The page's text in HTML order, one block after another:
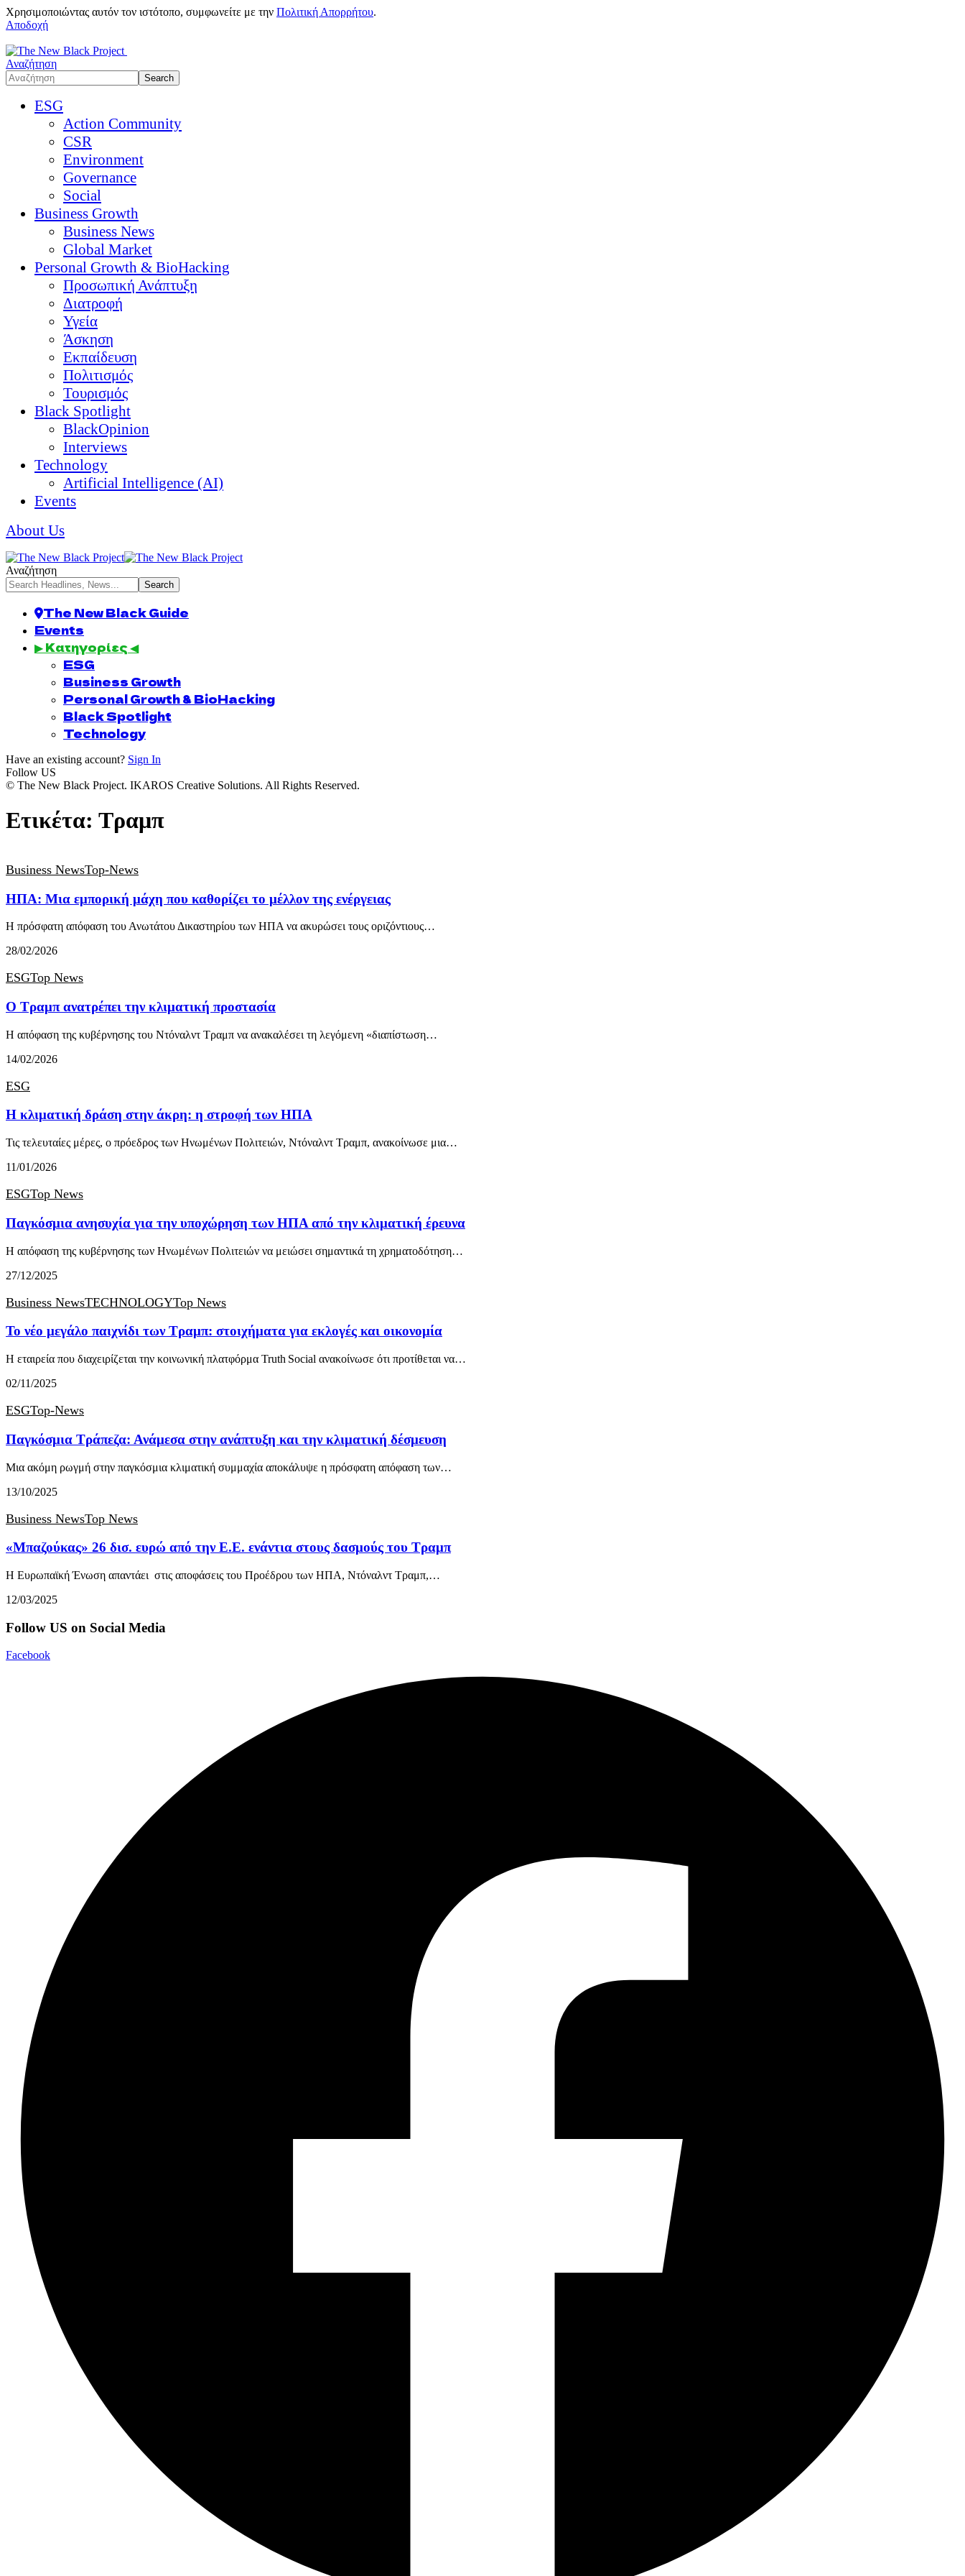
Χρησιμοποιώντας αυτόν τον ιστότοπο, συμφωνείτε με την Πολιτική Απορρήτου.
Αποδοχή
Αναζήτηση
ESG
Action Community
CSR
Environment
Governance
Social
Business Growth
Business News
Global Market
Personal Growth & BioHacking
Προσωπική Ανάπτυξη
Διατροφή
Υγεία
Άσκηση
Εκπαίδευση
Πολιτισμός
Τουρισμός
Black Spotlight
BlackOpinion
Interviews
Technology
Artificial Intelligence (AI)
Events
About Us
Αναζήτηση
The New Black Guide
Events
▶ Κατηγορίες ◀
ESG
Business Growth
Personal Growth & BioHacking
Black Spotlight
Technology
Have an existing account? Sign In
Follow US
© The New Black Project. IKAROS Creative Solutions. All Rights Reserved.
Ετικέτα: Τραμπ
Business NewsTop-News
ΗΠΑ: Μια εμπορική μάχη που καθορίζει το μέλλον της ενέργειας
Η πρόσφατη απόφαση του Ανωτάτου Δικαστηρίου των ΗΠΑ να ακυρώσει τους οριζόντιους…
28/02/2026
ESGTop News
Ο Τραμπ ανατρέπει την κλιματική προστασία
Η απόφαση της κυβέρνησης του Ντόναλντ Τραμπ να ανακαλέσει τη λεγόμενη «διαπίστωση…
14/02/2026
ESG
Η κλιματική δράση στην άκρη: η στροφή των ΗΠΑ
Τις τελευταίες μέρες, ο πρόεδρος των Ηνωμένων Πολιτειών, Ντόναλντ Τραμπ, ανακοίνωσε μια…
11/01/2026
ESGTop News
Παγκόσμια ανησυχία για την υποχώρηση των ΗΠΑ από την κλιματική έρευνα
Η απόφαση της κυβέρνησης των Ηνωμένων Πολιτειών να μειώσει σημαντικά τη χρηματοδότηση…
27/12/2025
Business NewsTECHNOLOGYTop News
Το νέο μεγάλο παιχνίδι των Τραμπ: στοιχήματα για εκλογές και οικονομία
Η εταιρεία που διαχειρίζεται την κοινωνική πλατφόρμα Truth Social ανακοίνωσε ότι προτίθεται να…
02/11/2025
ESGTop-News
Παγκόσμια Τράπεζα: Ανάμεσα στην ανάπτυξη και την κλιματική δέσμευση
Μια ακόμη ρωγμή στην παγκόσμια κλιματική συμμαχία αποκάλυψε η πρόσφατη απόφαση των…
13/10/2025
Business NewsTop News
«Μπαζούκας» 26 δισ. ευρώ από την Ε.Ε. ενάντια στους δασμούς του Τραμπ
Η Ευρωπαϊκή Ένωση απαντάει στις αποφάσεις του Προέδρου των ΗΠΑ, Ντόναλντ Τραμπ,…
12/03/2025
Follow US on Social Media
Facebook